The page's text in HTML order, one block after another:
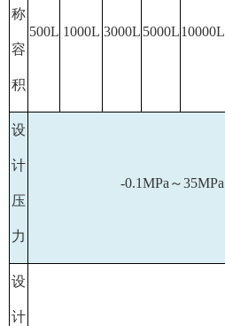
称
容
积
500L 1000L 3000L 5000L10000L
设
计
压
力
-0.1MPa～35MPa
设
计